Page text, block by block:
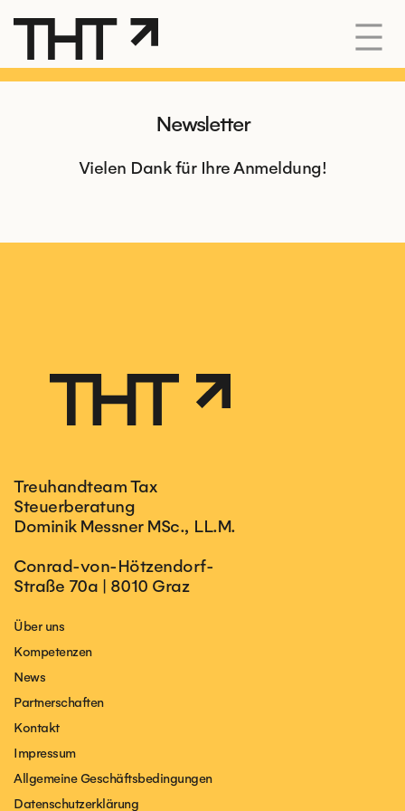
Newsletter
Vielen Dank für Ihre Anmeldung!
Treuhandteam Tax
Steuerberatung
Dominik Messner MSc., LL.M.
Conrad-von-Hötzendorf-
Straße 70a | 8010 Graz
Über uns
Kompetenzen
News
Partnerschaften
Kontakt
Impressum
Allgemeine Geschäftsbedingungen
Datenschutzerklärung